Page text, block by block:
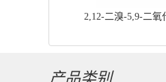
2,12-二溴-5,9-二氧
产品类别